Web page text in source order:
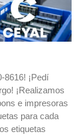
equipo
11-3890-8616
Etiquetas
identificación, el
Conocé